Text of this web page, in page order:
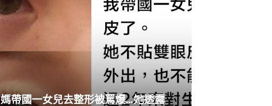
媽帶國一女兒去整形被罵爆…她透露